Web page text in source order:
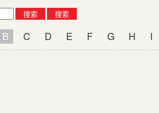
搜索 搜索
B C D E F G H I